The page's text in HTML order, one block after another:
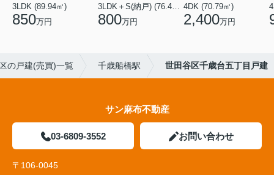
3LDK (89.94㎡)
850万円 800万円
4DK (70.79㎡)
2,400万円
の戸建(売買)一覧 千歳船橋駅 世田谷区千歳台五丁目戸建
サン麻布不動産
03-6809-3552 お問い合わせ
〒106-0045